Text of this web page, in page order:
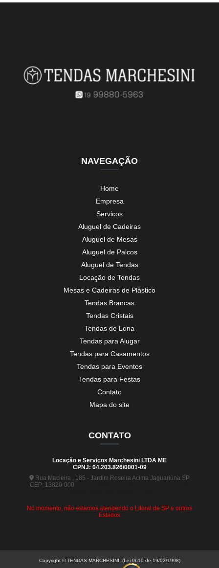
NAVEGAÇÃO
Home
Empresa
Servicos
Aluguel de Cadeiras
Aluguel de Mesas
Aluguel de Palcos
Aluguel de Tendas
Locação de Tendas
Mesas e Cadeiras de Plástico
Tendas Brancas
Tendas Cristais
Tendas de Lona
Tendas para Alugar
Tendas para Casamentos
Tendas para Eventos
Tendas para Festas
Contato
Mapa do site
CONTATO
Locação e Serviços Marchesini LTDA ME
CPNJ: 04.203.826/0001-09
Rua Macieira , 185 - Jardim Roseira Acima Jaguariúna SP
CEP: 13820-000
No momento, não estamos atendendo o Litoral de SP e outros
Estados
Copyright © TENDAS MARCHESINI. (Lei 9610 de 19/02/1998)